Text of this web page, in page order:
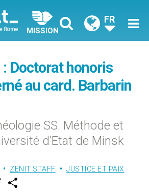
MISSION
FR
Doctorat honoris
au card. Barbarin
SS. Méthode et
d’Etat de Minsk
ZENIT STAFF JUSTICE ET PAIX
w